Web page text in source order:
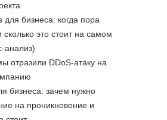
для бизнеса: когда пора
сколько это стоит на самом
анализ)
отразили DDoS-атаку на
бизнеса: зачем нужно
на проникновение и